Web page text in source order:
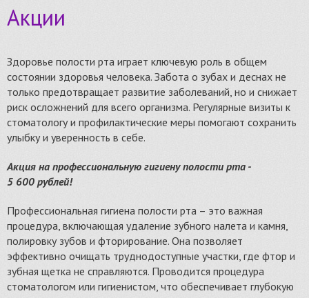
Акции
Здоровье полости рта играет ключевую роль в общем
состоянии здоровья человека. Забота о зубах и деснах не
только предотвращает развитие заболеваний, но и снижает
риск осложнений для всего организма. Регулярные визиты к
стоматологу и профилактические меры помогают сохранить
улыбку и уверенность в себе.
Акция на профессиональную гигиену полости рта -
5 600 рублей!
Профессиональная гигиена полости рта – это важная
процедура, включающая удаление зубного налета и камня,
полировку зубов и фторирование. Она позволяет
эффективно очищать труднодоступные участки, где фтор и
зубная щетка не справляются. Проводится процедура
стоматологом или гигиенистом, что обеспечивает глубокую